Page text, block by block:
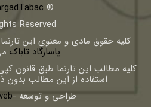
®
Reserved
كليه حقوق مادی و معنوی اين
پاسارگاد تاباک
کلیه مطالب این تارنما طبق قانون
استفاده از این مطالب
طراحی و توسعه -